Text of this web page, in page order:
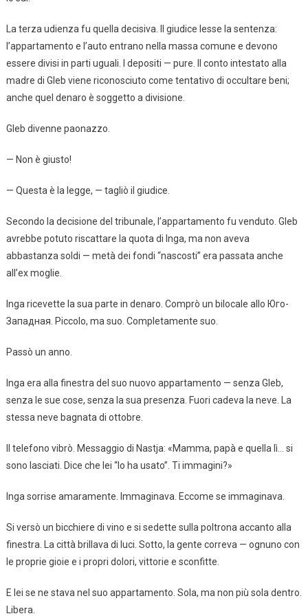
La terza udienza fu quella decisiva. Il giudice lesse la sentenza:
l’appartamento e l’auto entrano nella massa comune e devono
essere divisi in parti uguali. I depositi — pure. Il conto intestato alla
madre di Gleb viene riconosciuto come tentativo di occultare beni;
anche quel denaro è soggetto a divisione.
Gleb divenne paonazzo.
— Non è giusto!
— Questa è la legge, — tagliò il giudice.
Secondo la decisione del tribunale, l’appartamento fu venduto. Gleb
avrebbe potuto riscattare la quota di Inga, ma non aveva
abbastanza soldi — metà dei fondi “nascosti” era passata anche
all’ex moglie.
Inga ricevette la sua parte in denaro. Comprò un bilocale allo Юго-
Западная. Piccolo, ma suo. Completamente suo.
Passò un anno.
Inga era alla finestra del suo nuovo appartamento — senza Gleb,
senza le sue cose, senza la sua presenza. Fuori cadeva la neve. La
stessa neve bagnata di ottobre.
Il telefono vibrò. Messaggio di Nastja: «Mamma, papà e quella lì… si
sono lasciati. Dice che lei “lo ha usato”. Ti immagini?»
Inga sorrise amaramente. Immaginava. Eccome se immaginava.
Si versò un bicchiere di vino e si sedette sulla poltrona accanto alla
finestra. La città brillava di luci. Sotto, la gente correva — ognuno con
le proprie gioie e i propri dolori, vittorie e sconfitte.
E lei se ne stava nel suo appartamento. Sola, ma non più sola dentro.
Libera.